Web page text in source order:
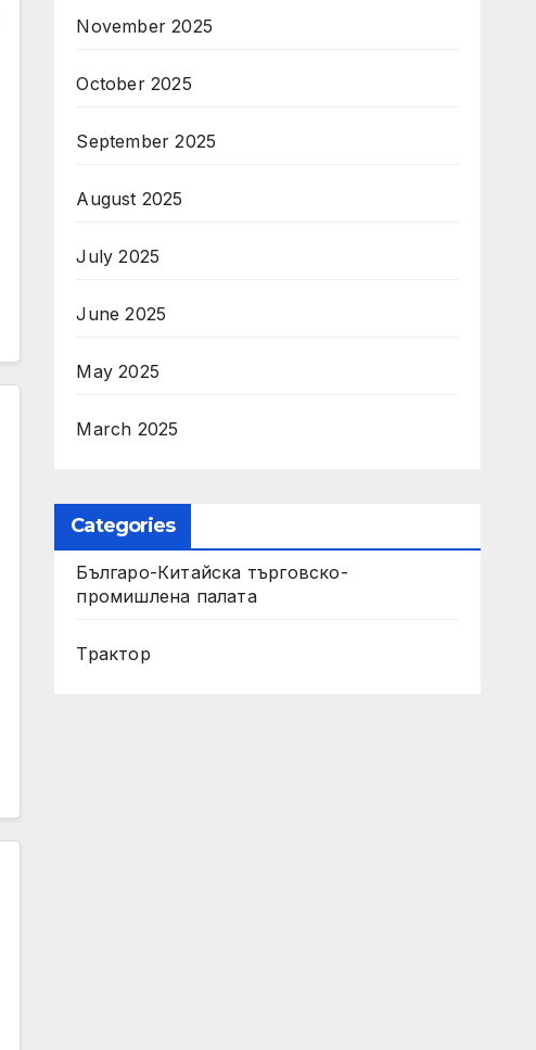
November 2025
October 2025
September 2025
August 2025
July 2025
June 2025
May 2025
March 2025
Categories
Българо-Китайска търговско-
промишлена палата
Трактор